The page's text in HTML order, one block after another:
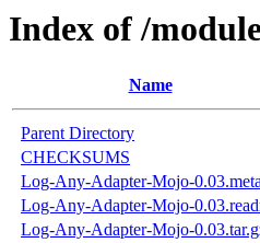
Index of /
Name
Parent Directory
CHECKSUMS
Log-Any-Adapter-Mojo-
Log-Any-Adapter-Mojo-
Log-Any-Adapter-Mojo-